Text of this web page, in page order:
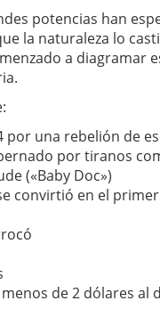
potencias han
la naturaleza lo
a diagramar
por una rebelión de
por tiranos
(«Baby Doc»)
convirtió en el
de 2 dólares al